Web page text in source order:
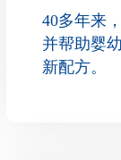
40多年来
并帮助婴
新配方。